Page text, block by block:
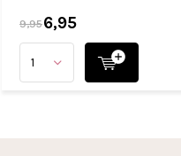
9,956,95